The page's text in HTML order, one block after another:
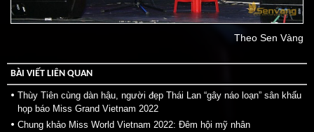
Theo Sen Vàng
BÀI VIẾT LIÊN QUAN
Thùy Tiên cùng dàn hậu, người đẹp Thái Lan “gây náo loạn” sân khấu
họp báo Miss Grand Vietnam 2022
Chung khảo Miss World Vietnam 2022: Đêm hội mỹ nhân